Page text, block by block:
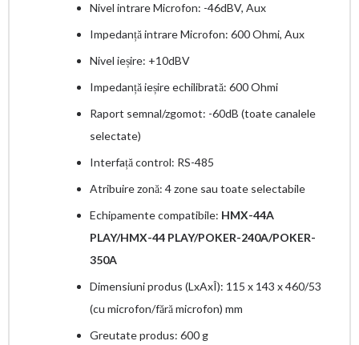
Nivel intrare Microfon: -46dBV, Aux
Impedanță intrare Microfon: 600 Ohmi, Aux
Nivel ieșire: +10dBV
Impedanță ieșire echilibrată: 600 Ohmi
Raport semnal/zgomot: -60dB (toate canalele
selectate)
Interfață control: RS-485
Atribuire zonă: 4 zone sau toate selectabile
Echipamente compatibile: HMX-44A
PLAY/HMX-44 PLAY/POKER-240A/POKER-
350A
Dimensiuni produs (LxAxÎ): 115 x 143 x 460/53
(cu microfon/fără microfon) mm
Greutate produs: 600 g